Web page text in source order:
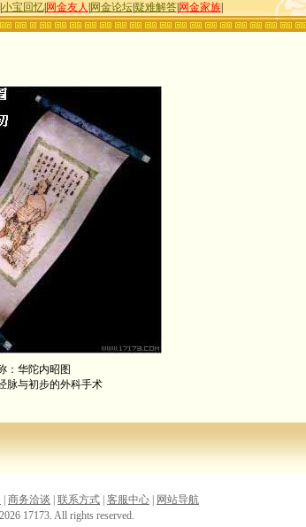
小宝回忆| 网金友人 网金论坛| 疑难解答| 网金家族|
：华陀内昭图
脉与初步的外科手术
商务洽谈 联系方式 客服中心
网站导航
17173. All rights reserved.